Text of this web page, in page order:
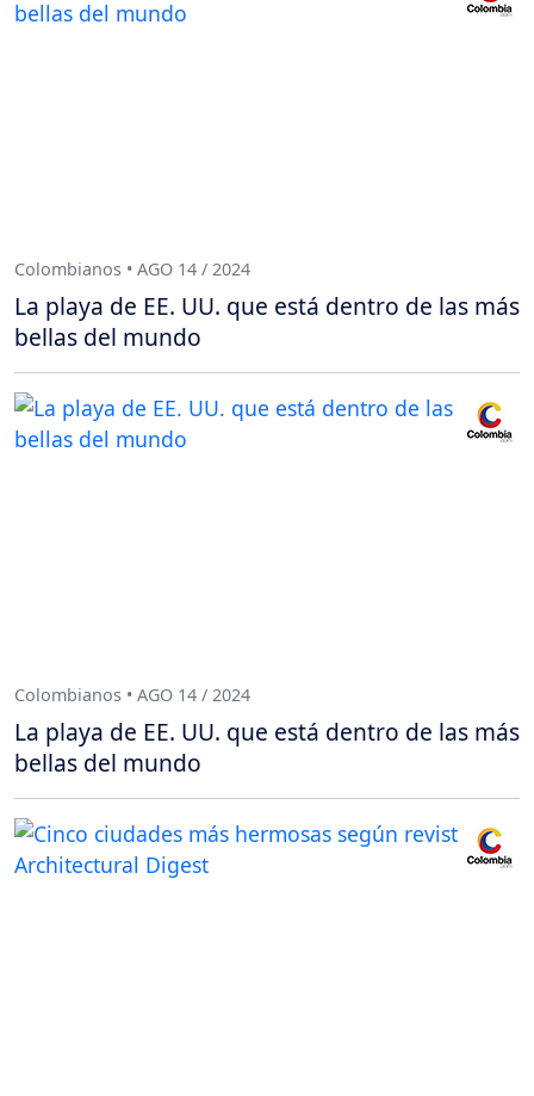
Colombianos • AGO 14 / 2024
La playa de EE. UU. que está dentro de las más
bellas del mundo
Colombianos • AGO 14 / 2024
La playa de EE. UU. que está dentro de las más
bellas del mundo